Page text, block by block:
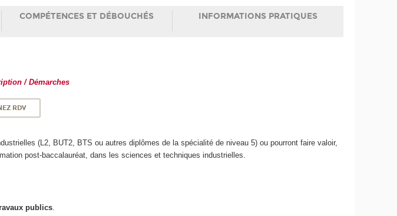
COMPÉTENCES ET DÉBOUCHÉS INFORMATIONS PRATIQUES
/ Démarches
RDV
(L2, BUT2, BTS ou autres diplômes de la spécialité de niveau 5) ou pourront faire valoir,
post-baccalauréat, dans les sciences et techniques industrielles.
publics.